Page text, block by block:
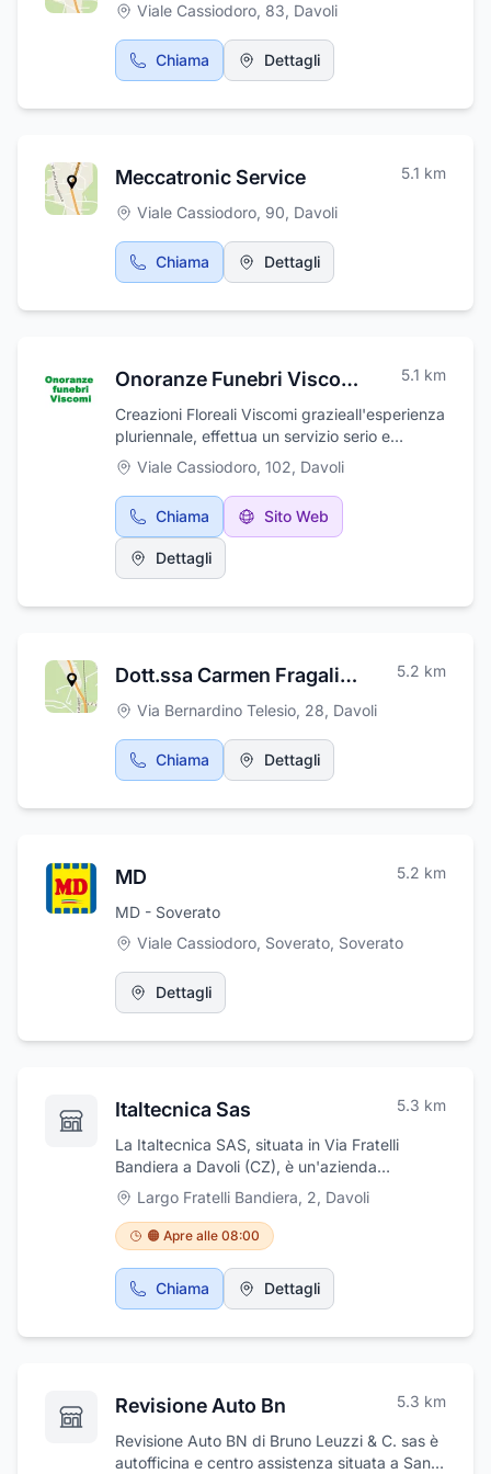
esperto che prepara con passione,
competenza e professionalità.
Viale Cassiodoro, 83, Davoli
Chiama Dettagli
Meccatronic Service 5.1 km
Viale Cassiodoro, 90, Davoli
Chiama Dettagli
Onoranze Funebri Viscomi Creazioni Floreali 5.1 km
Creazioni Floreali Viscomi grazieall'esperienza
pluriennale, effettua un servizio serio e
professionale di vestizione salme, cremazione
e fornisce urne cinerarie prestigiose ed
eleganti. Sarà premura del nostro staff
aiutarvi, con tutta la delicatezza possibile,
nella scelta degli addobbi floreali, delle casse
funebri e del trasporto funebre migliore. Ci
camera ardente, delle operazioni cimiteriali e
Viale Cassiodoro, 102, Davoli
Chiama Sito Web
Dettagli
Dott.ssa Carmen Fragalita Psicologa Psicoterapeuta 5.2 km
Via Bernardino Telesio, 28, Davoli
Chiama Dettagli
MD 5.2 km
MD - Soverato
Viale Cassiodoro, Soverato, Soverato
Dettagli
Italtecnica Sas 5.3 km
La Italtecnica SAS, situata in Via Fratelli
Bandiera a Davoli (CZ), è un'azienda
specializzata nell'assistenza e vendita di
macchine per ufficio, nonché nella stampa
grafica pubblicitaria. Con un'ampia gamma di
prodotti e soluzioni innovative, l'azienda offre
fotocopiatrici, stampanti laser, toner, copiatrici
eliografiche e dispositivi digitali per la stampa
stampa, Italtecnica fornisce arredamento,
nonché a enti pubblici. Grazie alla sua
gestione documentale, l'archiviazione e la
Largo Fratelli Bandiera, 2, Davoli
🟠 Apre alle 08:00
Chiama Dettagli
Revisione Auto Bn 5.3 km
Revisione Auto BN di Bruno Leuzzi & C. sas è
autofficina e centro assistenza situata a San